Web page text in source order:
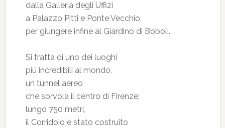
dalla Galleria degli Uffizi
a Palazzo Pitti e Ponte Vecchio,
per giungere infine al Giardino di Boboli.
Si tratta di uno dei luoghi
più incredibili al mondo,
un tunnel aereo
che sorvola il centro di Firenze:
lungo 750 metri,
il Corridoio è stato costruito